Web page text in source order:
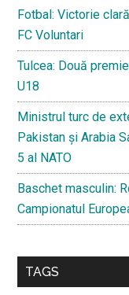
Fotbal: Victorie
FC Voluntari
Tulcea: Două
U18
Ministrul turc de
Pakistan și Arabia
5 al NATO
Baschet masculin:
Campionatul
TAGS